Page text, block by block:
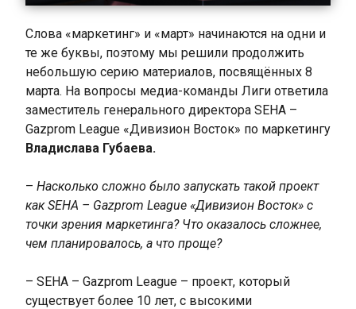
Слова «маркетинг» и «март» начинаются на одни и
те же буквы, поэтому мы решили продолжить
небольшую серию материалов, посвящённых 8
марта. На вопросы медиа-команды Лиги ответила
заместитель генерального директора SEHA –
Gazprom League «Дивизион Восток» по маркетингу
Владислава Губаева.
– Насколько сложно было запускать такой проект
как SEHA – Gazprom League «Дивизион Восток» с
точки зрения маркетинга? Что оказалось сложнее,
чем планировалось, а что проще?
– SEHA – Gazprom League – проект, который
существует более 10 лет, с высокими